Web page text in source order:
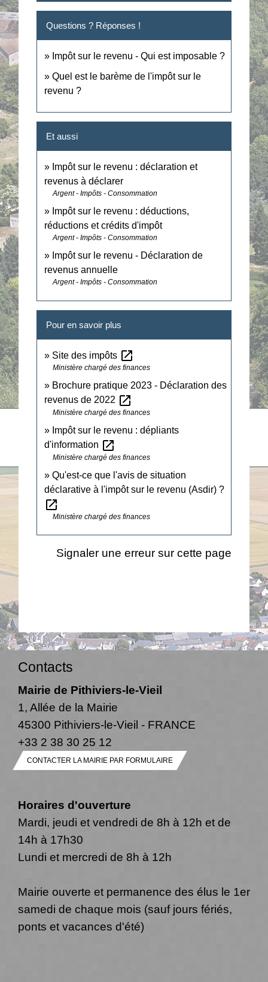
Questions ? Réponses !
Impôt sur le revenu - Qui est imposable ?
Quel est le barème de l'impôt sur le
revenu ?
Et aussi
Impôt sur le revenu : déclaration et
revenus à déclarer
Argent - Impôts - Consommation
Impôt sur le revenu : déductions,
réductions et crédits d'impôt
Argent - Impôts - Consommation
Impôt sur le revenu - Déclaration de
revenus annuelle
Argent - Impôts - Consommation
Pour en savoir plus
Site des impôts open_in_new
Ministère chargé des finances
Brochure pratique 2023 - Déclaration des
revenus de 2022 open_in_new
Ministère chargé des finances
Impôt sur le revenu : dépliants
d'information open_in_new
Ministère chargé des finances
Qu'est-ce que l'avis de situation
déclarative à l'impôt sur le revenu (Asdir) ?
open_in_new
Ministère chargé des finances
Signaler une erreur sur cette page
Contacts
Mairie de Pithiviers-le-Vieil
1, Allée de la Mairie
45300 Pithiviers-le-Vieil - FRANCE
+33 2 38 30 25 12
CONTACTER LA MAIRIE PAR FORMULAIRE
Horaires d'ouverture
Mardi, jeudi et vendredi de 8h à 12h et de
14h à 17h30
Lundi et mercredi de 8h à 12h
Mairie ouverte et permanence des élus le 1er
samedi de chaque mois (sauf jours fériés,
ponts et vacances d'été)